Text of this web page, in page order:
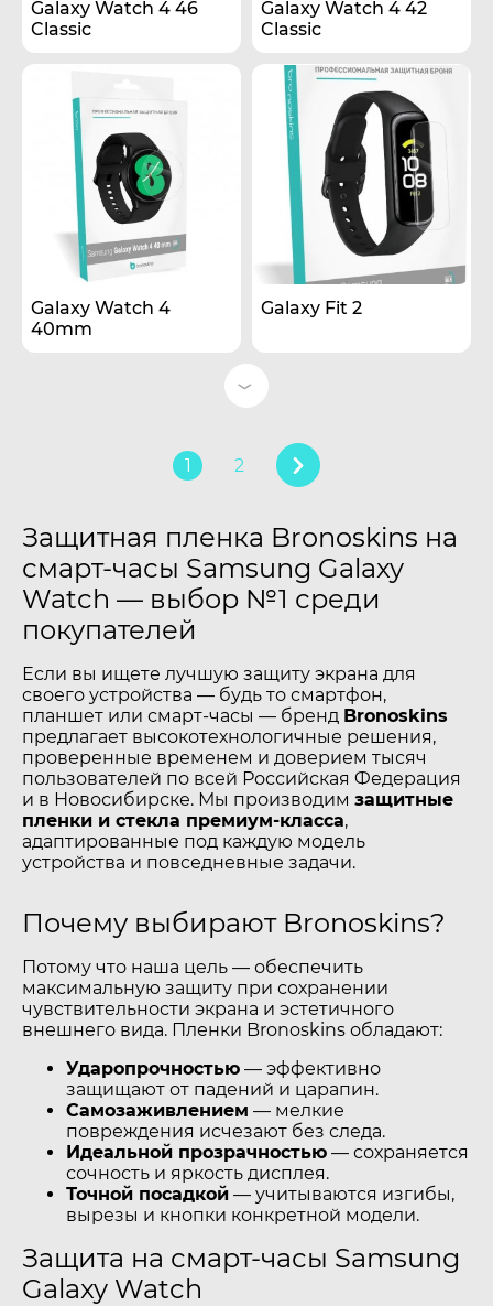
Galaxy Watch 4 46
Classic
Galaxy Watch 4 42
Classic
Galaxy Watch 4
40mm
Galaxy Fit 2
1 2
Защитная пленка Bronoskins на
смарт-часы Samsung Galaxy
Watch — выбор №1 среди
покупателей
Если вы ищете лучшую защиту экрана для
своего устройства — будь то смартфон,
планшет или смарт-часы — бренд Bronoskins
предлагает высокотехнологичные решения,
проверенные временем и доверием тысяч
пользователей по всей Российская Федерация
и в Новосибирске. Мы производим защитные
пленки и стекла премиум-класса,
адаптированные под каждую модель
устройства и повседневные задачи.
Почему выбирают Bronoskins?
Потому что наша цель — обеспечить
максимальную защиту при сохранении
чувствительности экрана и эстетичного
внешнего вида. Пленки Bronoskins обладают:
Ударопрочностью — эффективно
защищают от падений и царапин.
Самозаживлением — мелкие
повреждения исчезают без следа.
Идеальной прозрачностью — сохраняется
сочность и яркость дисплея.
Точной посадкой — учитываются изгибы,
вырезы и кнопки конкретной модели.
Защита на смарт-часы Samsung
Galaxy Watch